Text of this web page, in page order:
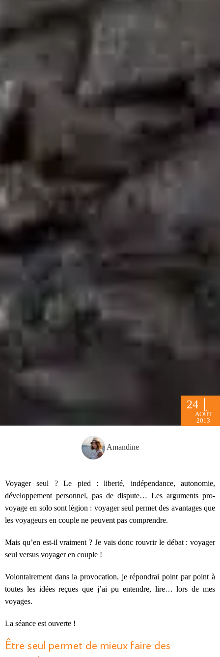
24
AOÛT
2013
Amandine
Voyager seul ? Le pied : liberté, indépendance, autonomie,
développement personnel, pas de dispute… Les arguments pro-
voyage en solo sont légion : voyager seul permet des avantages que
les voyageurs en couple ne peuvent pas comprendre.
Mais qu’en est-il vraiment ? Je vais donc rouvrir le débat : voyager
seul versus voyager en couple !
Volontairement dans la provocation, je répondrai point par point à
toutes les idées reçues que j’ai pu entendre, lire… lors de mes
voyages.
La séance est ouverte !
Être seul permet de mieux faire des